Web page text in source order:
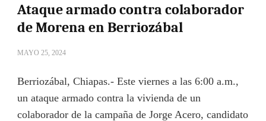
Ataque armado contra colaborador
de Morena en Berriozábal
MAYO 25, 2024
Berriozábal, Chiapas.- Este viernes a las 6:00 a.m.,
un ataque armado contra la vivienda de un
colaborador de la campaña de Jorge Acero, candidato